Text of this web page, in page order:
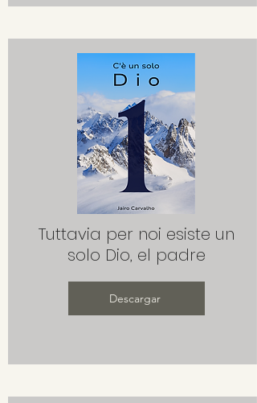
Tuttavia per noi esiste un
solo Dio, el padre
Descargar